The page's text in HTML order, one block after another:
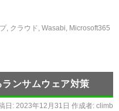
, クラウド, Wasabi, Microsoft365
ンサムウェア対策
日: 2023年12月31日 作成者: climb